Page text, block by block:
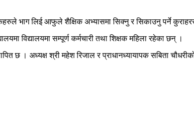
भाग लिई आफुले शैक्षिक अभ्यासमा सिक्नु र सिकाउनु पर्ने
विद्यालयमा सम्पूर्ण कर्मचारी तथा शिक्षक महिला रहेका छन् ।
छ । अध्यक्ष श्री महेश रिजाल र प्राधानध्यायापक सबिता